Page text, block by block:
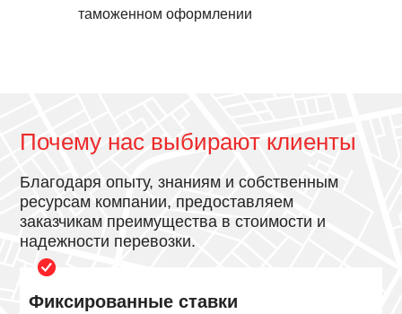
таможенном оформлении
Почему нас выбирают клиенты
Благодаря опыту, знаниям и собственным
ресурсам компании, предоставляем
заказчикам преимущества в стоимости и
надежности перевозки.
Фиксированные ставки